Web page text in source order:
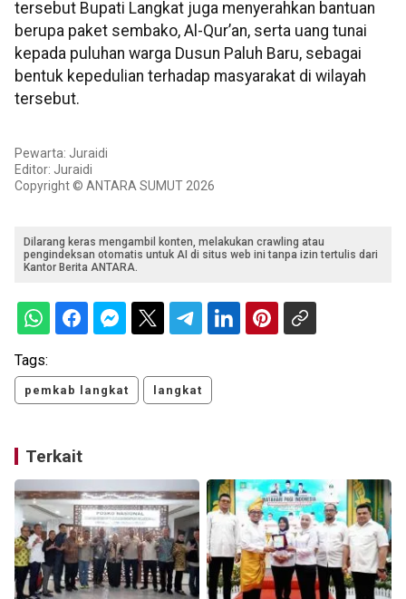
tersebut Bupati Langkat juga menyerahkan bantuan
berupa paket sembako, Al-Qur’an, serta uang tunai
kepada puluhan warga Dusun Paluh Baru, sebagai
bentuk kepedulian terhadap masyarakat di wilayah
tersebut.
Pewarta: Juraidi
Editor: Juraidi
Copyright © ANTARA SUMUT 2026
Dilarang keras mengambil konten, melakukan crawling atau
pengindeksan otomatis untuk AI di situs web ini tanpa izin tertulis dari
Kantor Berita ANTARA.
Tags:
pemkab langkat langkat
Terkait